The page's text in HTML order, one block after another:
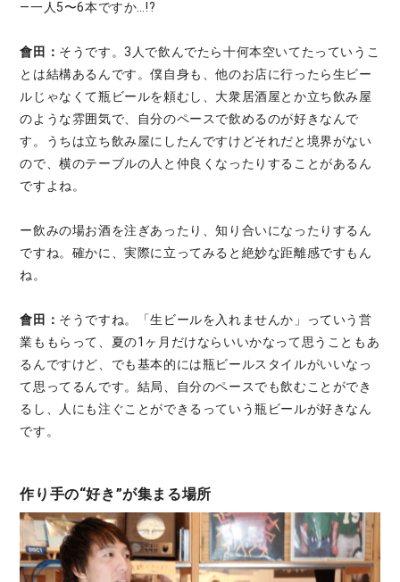
—一人5〜6本ですか…!?
會田： そうです。3人で飲んでたら十何本空いてたっていうこ
とは結構あるんです。僕自身も、他のお店に行ったら生ビー
ルじゃなくて瓶ビールを頼むし、大衆居酒屋とか立ち飲み屋
のような雰囲気で、自分のペースで飲めるのが好きなんで
す。うちは立ち飲み屋にしたんですけどそれだと境界がない
ので、横のテーブルの人と仲良くなったりすることがあるん
ですよね。
ー飲みの場お酒を注ぎあったり、知り合いになったりするん
ですね。確かに、実際に立ってみると絶妙な距離感ですもん
ね。
會田： そうですね。「生ビールを入れませんか」っていう営
業ももらって、夏の1ヶ月だけならいいかなって思うこともあ
るんですけど、でも基本的には瓶ビールスタイルがいいなっ
て思ってるんです。結局、自分のペースでも飲むことができ
るし、人にも注ぐことができるっていう瓶ビールが好きなん
です。
作り手の“好き”が集まる場所